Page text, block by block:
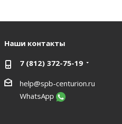
Наши контакты
7 (812) 372-75-19
help@spb-centurion.ru
WhatsApp